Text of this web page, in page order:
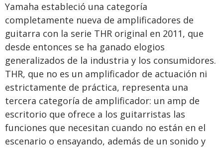
Yamaha estableció una categoría
completamente nueva de amplificadores de
guitarra con la serie THR original en 2011, que
desde entonces se ha ganado elogios
generalizados de la industria y los consumidores.
THR, que no es un amplificador de actuación ni
estrictamente de práctica, representa una
tercera categoría de amplificador: un amp de
escritorio que ofrece a los guitarristas las
funciones que necesitan cuando no están en el
escenario o ensayando, además de un sonido y